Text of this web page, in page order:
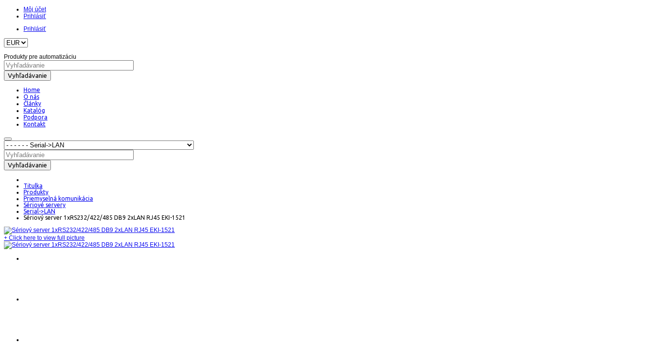
Môj účet
Prihlásiť
Prihlásiť
Produkty pre automatizáciu
Vyhľadávanie
Home
O nás
Články
Katalóg
Podpora
Kontakt
Vyhľadávanie
Titulka
Produkty
Priemyselná komunikácia
Sériové servery
Serial->LAN
Sériový server 1xRS232/422/485 DB9 2xLAN RJ45 EKI-1521
+ Click here to view full picture